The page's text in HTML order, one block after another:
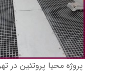
پروژه محیا پروتئین در